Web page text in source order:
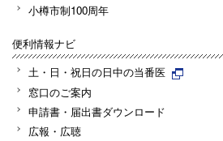
小樽市制100周年
便利情報ナビ
土・日・祝日の日中の当番医
窓口のご案内
申請書・届出書ダウンロード
広報・広聴